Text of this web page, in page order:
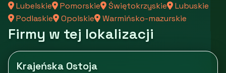
Lubelskie
Pomorskie Świętokrzyskie
Lubuskie
Podlaskie
Opolskie Warmińsko-mazurskie
Firmy w tej lokalizacji
Krajeńska Ostoja